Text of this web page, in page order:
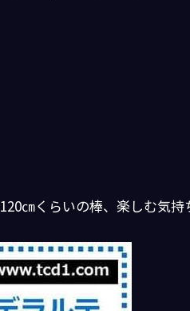
㎝くらいの棒、楽しむ気持